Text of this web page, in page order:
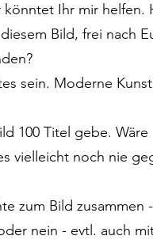
Ihr mir helfen.
Bild, frei nach
sein. Moderne
100 Titel gebe.
vielleicht noch nie
zum Bild zusammen
nein - evtl. auch